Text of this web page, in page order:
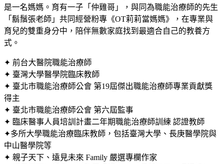
是一名媽媽。育有一子「仲雞哥」，與同為職能治療師的先生
「鬍鬚張老師」共同經營粉專《OT莉莉當媽媽》，在專業與
育兒的雙重身分中，陪伴無數家庭找到最適合自己的教養方
式。
✦ 前台大醫院職能治療師
✦ 臺灣大學醫學院臨床教師
✦ 臺北市職能治療師公會 第19屆傑出職能治療師專業貢獻獎
得主
✦ 臺北市職能治療師公會 第六屆監事
✦ 臨床醫事人員培訓計畫二年期職能治療師訓練 認證教師
✦多所大學職能治療臨床教師，包括臺灣大學、長庚醫學院與
中山醫學院等
✦ 親子天下、遠見未來 Family 嚴選專欄作家